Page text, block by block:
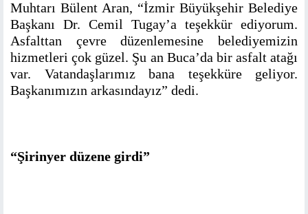
Muhtarı Bülent Aran, “İzmir Büyükşehir Belediye
Başkanı Dr. Cemil Tugay’a teşekkür ediyorum.
Asfalttan çevre düzenlemesine belediyemizin
hizmetleri çok güzel. Şu an Buca’da bir asfalt atağı
var. Vatandaşlarımız bana teşekküre geliyor.
Başkanımızın arkasındayız” dedi.
“Şirinyer düzene girdi”